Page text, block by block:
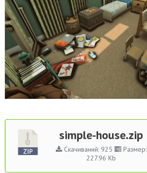
simple-house.zip
Скачиваний: 925
Размер:
227.96 Kb